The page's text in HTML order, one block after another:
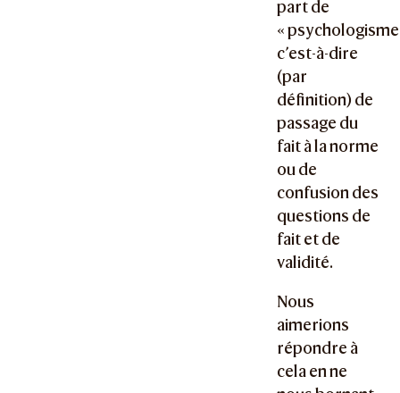
part de
« psychologisme
c’est-à-dire
(par
définition) de
passage du
fait à la norme
ou de
confusion des
questions de
fait et de
validité.
Nous
aimerions
répondre à
cela en ne